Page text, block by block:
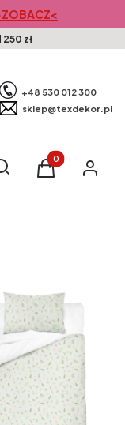
250 zł
+48 530 012 300
sklep@texdekor.pl
Otwórz wyszukiwarkę
Szukaj Produkty w
Koszyk Zaloguj